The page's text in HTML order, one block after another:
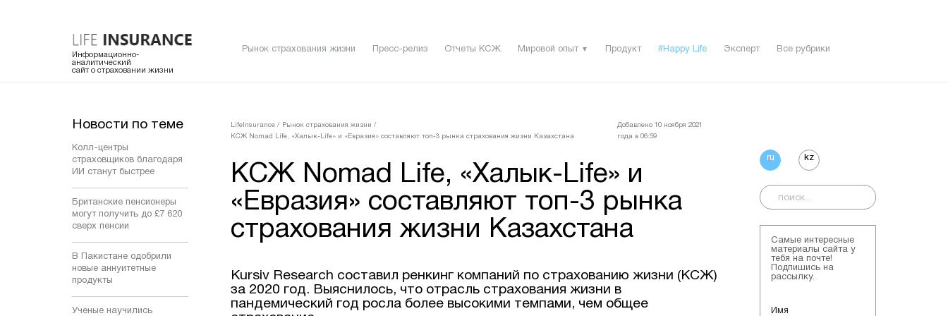
Информационно-
аналитический
сайт о страховании жизни
Рынок страхования жизни Пресс-релиз Отчеты КСЖ Мировой опыт ▼ Продукт #Happy Life Эксперт Все рубрики
Новости по теме
Колл-центры
страховщиков благодаря
ИИ станут быстрее
Британские пенсионеры
могут получить до £7 620
сверх пенсии
В Пакистане одобрили
новые аннуитетные
продукты
Ученые научились
LifeInsurance / Рынок страхования жизни /
КСЖ Nomad Life, «Халык-Life» и «Евразия» составляют топ-3 рынка страхования жизни Казахстана
Добавлено 10 ноября 2021
года в 06:59
КСЖ Nomad Life, «Халык-Life» и
«Евразия» составляют топ-3 рынка
страхования жизни Казахстана
Kursiv Research составил ренкинг компаний по страхованию жизни (КСЖ)
за 2020 год. Выяснилось, что отрасль страхования жизни в
пандемический год росла более высокими темпами, чем общее
ru kz
Самые интересные
материалы сайта у
тебя на почте!
Подпишись на
рассылку.
Имя